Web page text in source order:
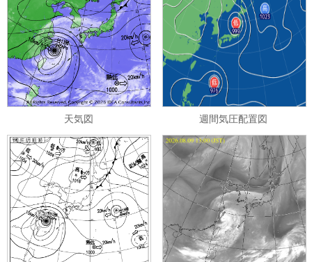
天気図 週間気圧配置図